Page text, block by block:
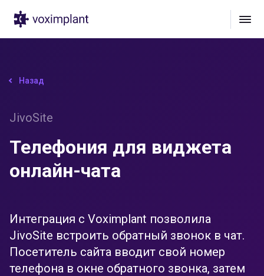
Назад
JivoSite
Телефония для виджета
онлайн-чата
Интеграция с Voximplant позволила
JivoSite встроить обратный звонок в чат.
Посетитель сайта вводит свой номер
телефона в окне обратного звонка, затем